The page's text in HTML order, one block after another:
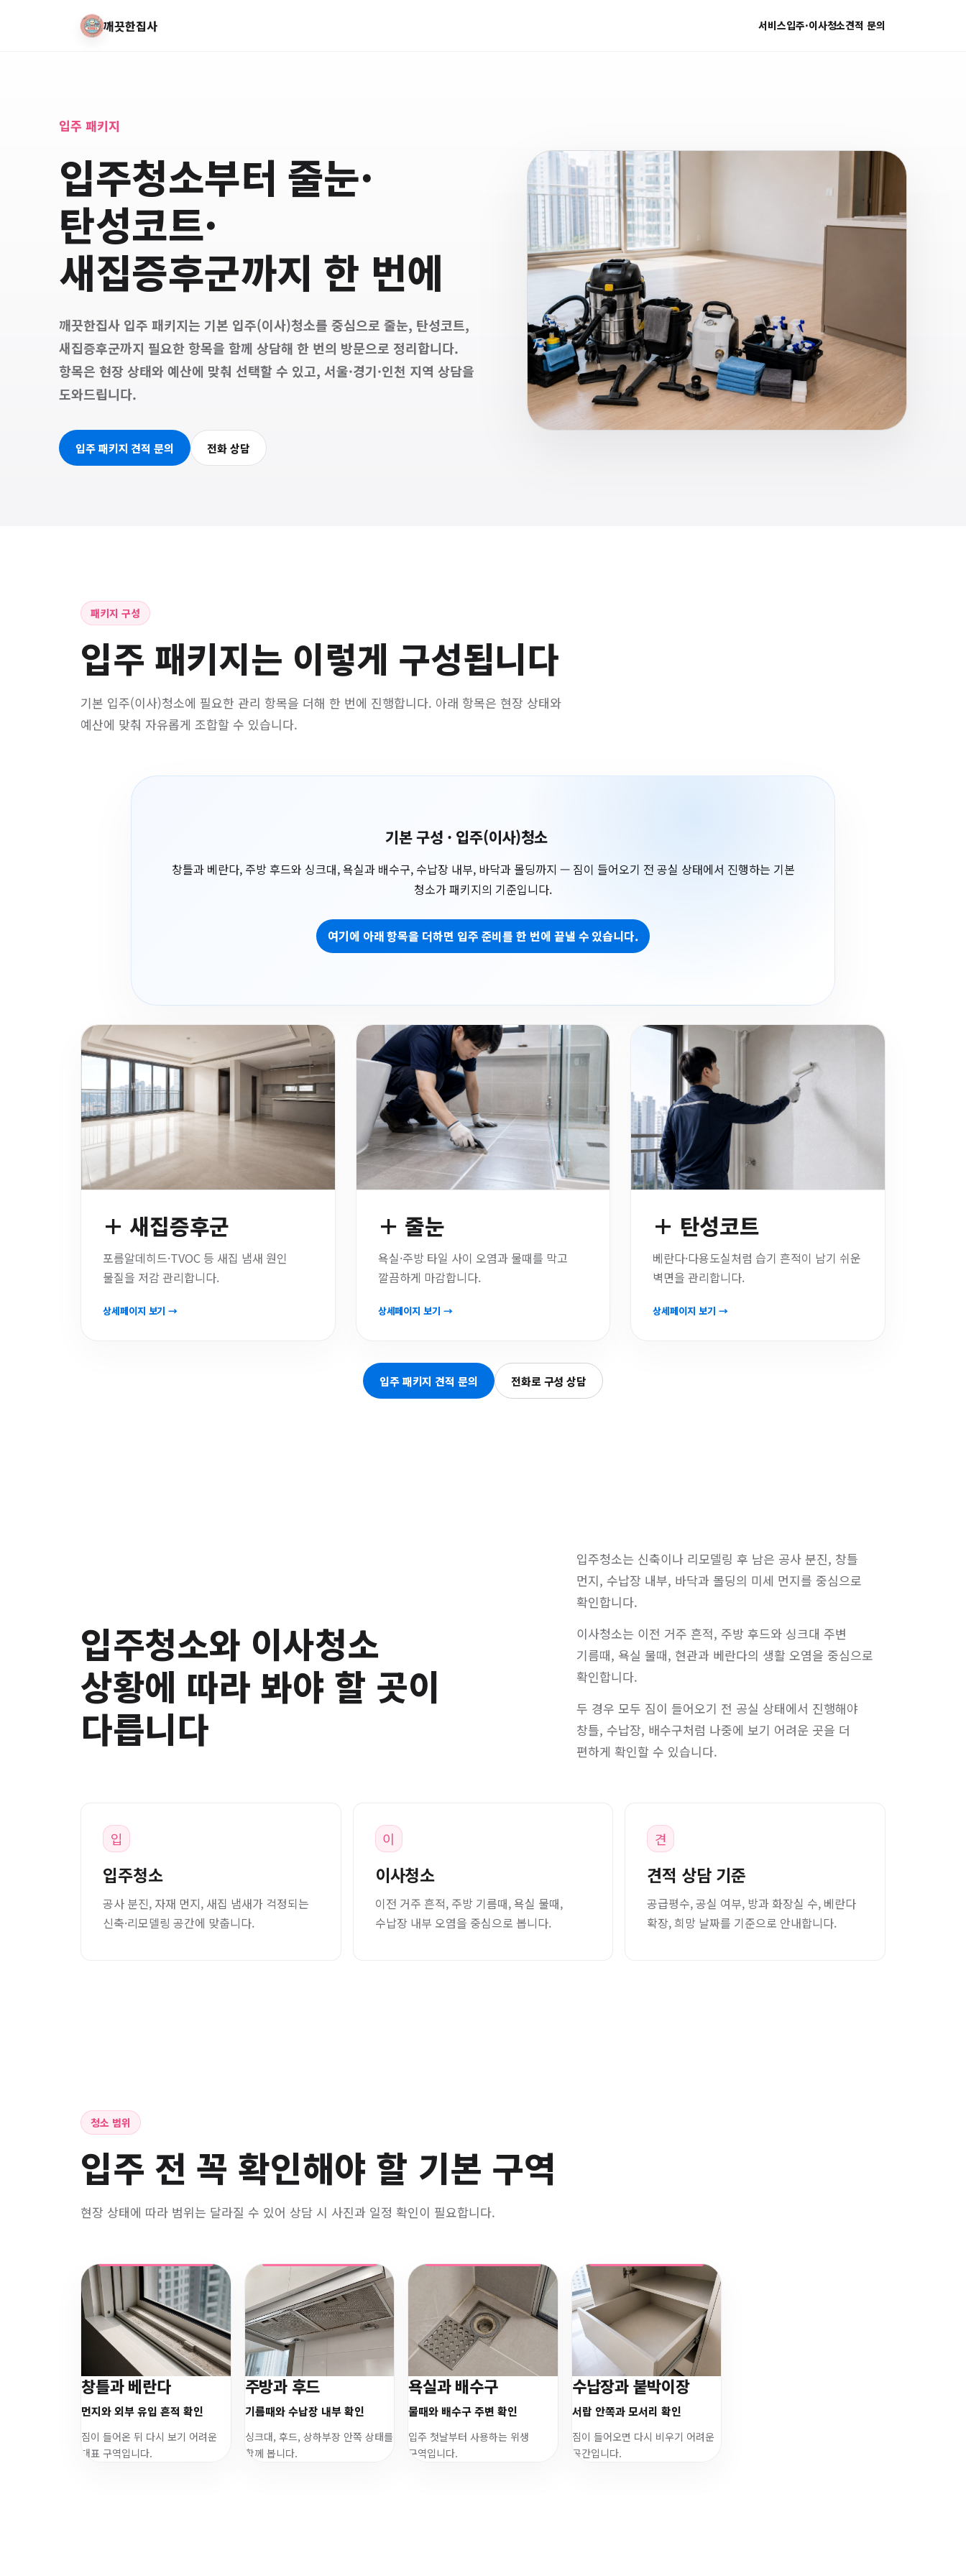
깨끗한집사 서비스입주·이사청소견적 문의
입주 패키지
입주청소부터 줄눈·
탄성코트·
새집증후군까지 한 번에
깨끗한집사 입주 패키지는 기본 입주(이사)청소를 중심으로 줄눈, 탄성코트,
새집증후군까지 필요한 항목을 함께 상담해 한 번의 방문으로 정리합니다.
항목은 현장 상태와 예산에 맞춰 선택할 수 있고, 서울·경기·인천 지역 상담을
도와드립니다.
입주 패키지 견적 문의 전화 상담
패키지 구성
입주 패키지는 이렇게 구성됩니다
기본 입주(이사)청소에 필요한 관리 항목을 더해 한 번에 진행합니다. 아래 항목은 현장 상태와
예산에 맞춰 자유롭게 조합할 수 있습니다.
기본 구성 · 입주(이사)청소
창틀과 베란다, 주방 후드와 싱크대, 욕실과 배수구, 수납장 내부, 바닥과 몰딩까지 — 짐이 들어오기 전 공실 상태에서 진행하는 기본
청소가 패키지의 기준입니다.
여기에 아래 항목을 더하면 입주 준비를 한 번에 끝낼 수 있습니다.
＋ 새집증후군
포름알데히드·TVOC 등 새집 냄새 원인
물질을 저감 관리합니다.
상세페이지 보기 →
＋ 줄눈
욕실·주방 타일 사이 오염과 물때를 막고
깔끔하게 마감합니다.
상세페이지 보기 →
＋ 탄성코트
베란다·다용도실처럼 습기 흔적이 남기 쉬운
벽면을 관리합니다.
상세페이지 보기 →
입주 패키지 견적 문의 전화로 구성 상담
입주청소와 이사청소
상황에 따라 봐야 할 곳이
다릅니다
입주청소는 신축이나 리모델링 후 남은 공사 분진, 창틀
먼지, 수납장 내부, 바닥과 몰딩의 미세 먼지를 중심으로
확인합니다.
이사청소는 이전 거주 흔적, 주방 후드와 싱크대 주변
기름때, 욕실 물때, 현관과 베란다의 생활 오염을 중심으로
확인합니다.
두 경우 모두 짐이 들어오기 전 공실 상태에서 진행해야
창틀, 수납장, 배수구처럼 나중에 보기 어려운 곳을 더
편하게 확인할 수 있습니다.
입
입주청소
공사 분진, 자재 먼지, 새집 냄새가 걱정되는
신축·리모델링 공간에 맞춥니다.
이
이사청소
이전 거주 흔적, 주방 기름때, 욕실 물때,
수납장 내부 오염을 중심으로 봅니다.
견
견적 상담 기준
공급평수, 공실 여부, 방과 화장실 수, 베란다
확장, 희망 날짜를 기준으로 안내합니다.
청소 범위
입주 전 꼭 확인해야 할 기본 구역
현장 상태에 따라 범위는 달라질 수 있어 상담 시 사진과 일정 확인이 필요합니다.
창틀과 베란다
먼지와 외부 유입 흔적 확인
짐이 들어온 뒤 다시 보기 어려운
대표 구역입니다.
주방과 후드
기름때와 수납장 내부 확인
싱크대, 후드, 상하부장 안쪽 상태를
함께 봅니다.
욕실과 배수구
물때와 배수구 주변 확인
입주 첫날부터 사용하는 위생
구역입니다.
수납장과 붙박이장
서랍 안쪽과 모서리 확인
짐이 들어오면 다시 비우기 어려운
공간입니다.